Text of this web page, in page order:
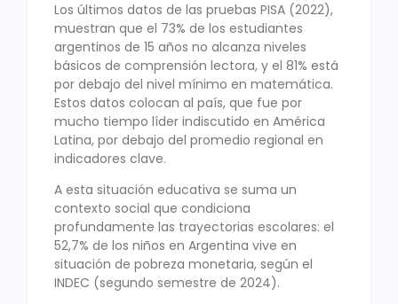
Los últimos datos de las pruebas PISA (2022),
muestran que el 73% de los estudiantes
argentinos de 15 años no alcanza niveles
básicos de comprensión lectora, y el 81% está
por debajo del nivel mínimo en matemática.
Estos datos colocan al país, que fue por
mucho tiempo líder indiscutido en América
Latina, por debajo del promedio regional en
indicadores clave.
A esta situación educativa se suma un
contexto social que condiciona
profundamente las trayectorias escolares: el
52,7% de los niños en Argentina vive en
situación de pobreza monetaria, según el
INDEC (segundo semestre de 2024).